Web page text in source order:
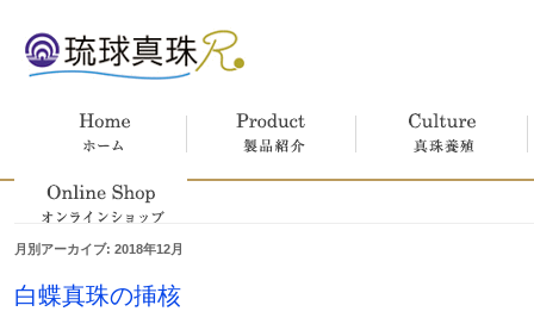
ホーム 製品紹介 真珠養殖
オンラインショップ
月別アーカイブ: 2018年12月
白蝶真珠の挿核